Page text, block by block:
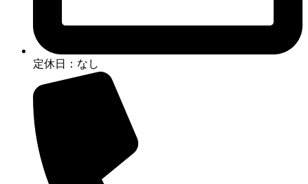
定休日：なし